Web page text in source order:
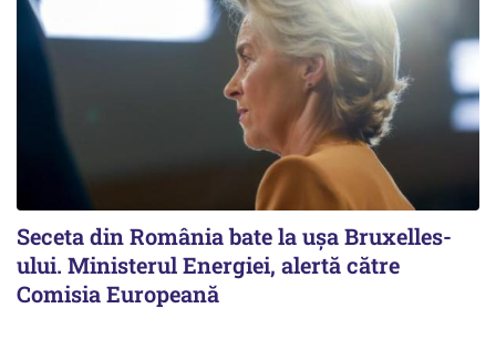
Seceta din România bate la ușa Bruxelles-
ului. Ministerul Energiei, alertă către
Comisia Europeană